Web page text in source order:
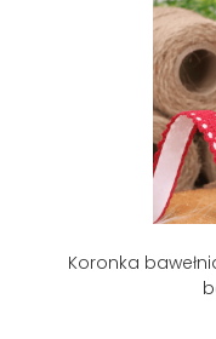
Koronka